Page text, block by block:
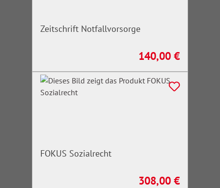
Zeitschrift Notfallvorsorge
Regulärer Preis:
140,00 €
FOKUS Sozialrecht
Regulärer Preis:
308,00 €